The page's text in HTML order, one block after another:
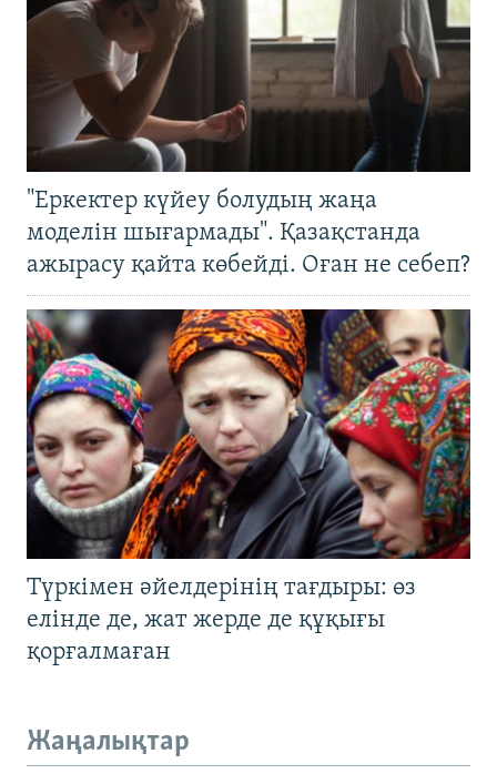
"Еркектер күйеу болудың жаңа
моделін шығармады". Қазақстанда
ажырасу қайта көбейді. Оған не себеп?
Түркімен әйелдерінің тағдыры: өз
елінде де, жат жерде де құқығы
қорғалмаған
Жаңалықтар